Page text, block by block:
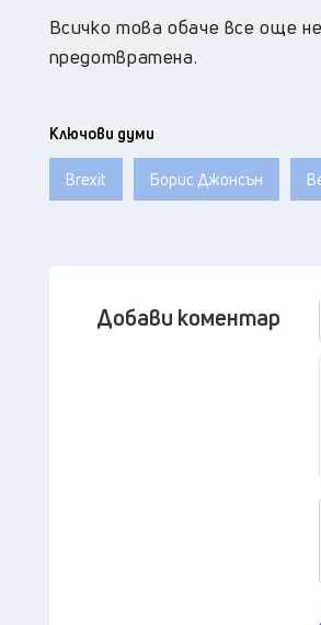
Всичко това обаче все още
предотвратена.
Ключови думи
Brexit Борис Джонсън
Добави коментар